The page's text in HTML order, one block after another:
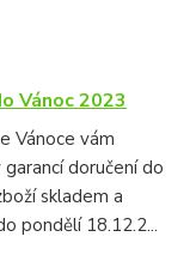
Vánoc 2023
Vánoce vám
doručení do
skladem a
pondělí 18.12.2...